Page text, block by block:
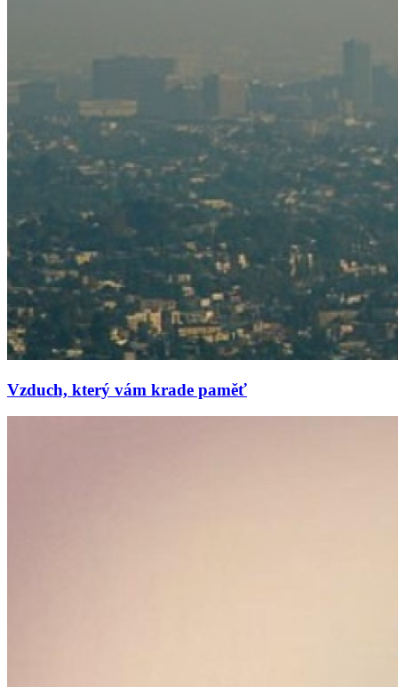
Vzduch, který vám krade paměť